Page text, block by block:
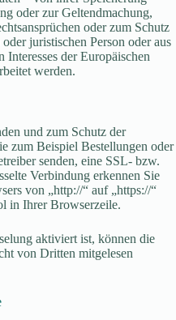
oder zur Geltendmachung,
oder zum Schutz
juristischen Person oder aus
der Europäischen
werden.
und zum Schutz der
zum Beispiel Bestellungen oder
senden, eine SSL- bzw.
Verbindung erkennen Sie
von „http://“ auf „https://“
in Ihrer Browserzeile.
aktiviert ist, können die
von Dritten mitgelesen